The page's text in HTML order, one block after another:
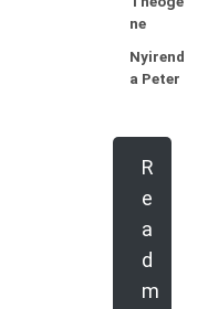
ne
Nyirend
a Peter
R
e
a
d
m